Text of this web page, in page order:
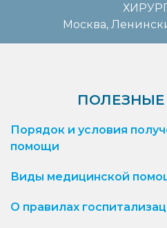
Москва,
Порядок и условия
помощи
Виды медицинской
О правилах